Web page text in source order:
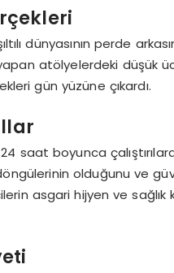
dünyasının perde
atölyelerdeki düşük
gün yüzüne çıkardı.
saat boyunca
olduğunu ve
asgari hijyen ve sağlık